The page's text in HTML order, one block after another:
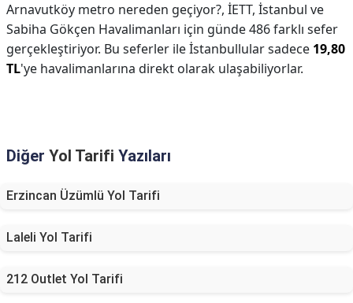
Arnavutköy metro nereden geçiyor?, İETT, İstanbul ve
Sabiha Gökçen Havalimanları için günde 486 farklı sefer
gerçekleştiriyor. Bu seferler ile İstanbullular sadece 19,80
TL'ye havalimanlarına direkt olarak ulaşabiliyorlar.
Diğer Yol Tarifi Yazıları
Erzincan Üzümlü Yol Tarifi
Laleli Yol Tarifi
212 Outlet Yol Tarifi